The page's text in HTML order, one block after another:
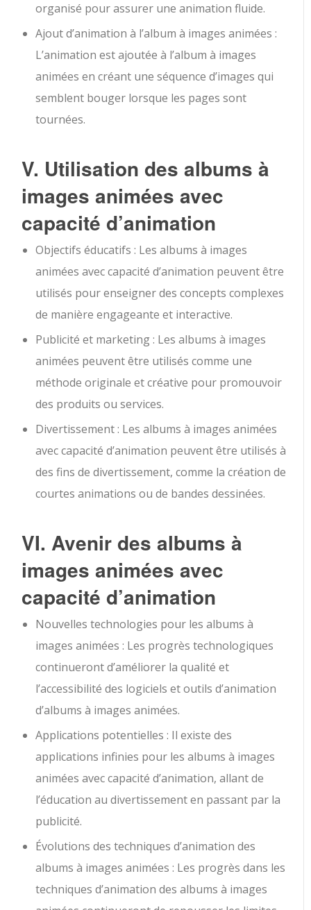
organisé pour assurer une animation fluide.
Ajout d’animation à l’album à images animées :
L’animation est ajoutée à l’album à images
animées en créant une séquence d’images qui
semblent bouger lorsque les pages sont
tournées.
V. Utilisation des albums à
images animées avec
capacité d’animation
Objectifs éducatifs : Les albums à images
animées avec capacité d’animation peuvent être
utilisés pour enseigner des concepts complexes
de manière engageante et interactive.
Publicité et marketing : Les albums à images
animées peuvent être utilisés comme une
méthode originale et créative pour promouvoir
des produits ou services.
Divertissement : Les albums à images animées
avec capacité d’animation peuvent être utilisés à
des fins de divertissement, comme la création de
courtes animations ou de bandes dessinées.
VI. Avenir des albums à
images animées avec
capacité d’animation
Nouvelles technologies pour les albums à
images animées : Les progrès technologiques
continueront d’améliorer la qualité et
l’accessibilité des logiciels et outils d’animation
d’albums à images animées.
Applications potentielles : Il existe des
applications infinies pour les albums à images
animées avec capacité d’animation, allant de
l’éducation au divertissement en passant par la
publicité.
Évolutions des techniques d’animation des
albums à images animées : Les progrès dans les
techniques d’animation des albums à images